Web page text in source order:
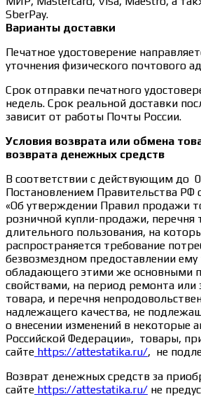
SberPay.
Варианты доставки
Печатное удостоверение
уточнения физического почтового
Срок отправки печатного
недель. Срок реальной доставки
зависит от работы Почты России.
Условия возврата или обмена
возврата денежных средств
В соответствии с действующим до
Постановлением Правительства РФ
«Об утверждении Правил продажи
розничной купли-продажи, перечня
длительного пользования, на
распространяется требование
безвозмездном предоставлении ему
обладающего этими же основными
свойствами, на период ремонта или
товара, и перечня
надлежащего качества, не
о внесении изменений в некоторые
Российской Федерации», товары,
сайте https://attestatika.ru/, не
Возврат денежных средств за
сайте https://attestatika.ru/ не